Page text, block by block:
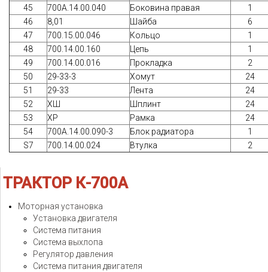
45
700A.14.00.040 Боковина правая
1
46
8,01 Шайба
6
47
700.15.00.046 Кольцо
1
48
700.14.00.160 Цепь
1
49
700.14.00.016 Прокладка
2
50
29-33-3 Хомут
24
51
29-33 Лента
24
52
ХШ Шплинт
24
53
ХР Рамка
24
54
700A.14.00.090-3 Блок радиатора
1
S7
700.14.00.024 Втулка 2
ТРАКТОР К-700А
Моторная установка
Установка двигателя
Система питания
Система выхлопа
Регулятор давления
Система питания двигателя